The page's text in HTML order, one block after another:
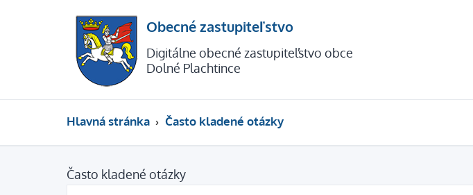
Obecné zastupiteľstvo
Digitálne obecné zastupiteľstvo obce
Dolné Plachtince
Hlavná stránka Často kladené otázky
Často kladené otázky